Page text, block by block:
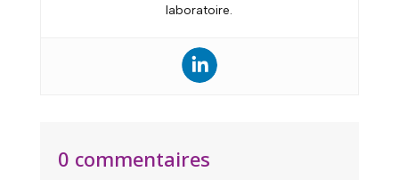
laboratoire.
0 commentaires